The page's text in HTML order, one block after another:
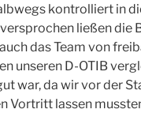
kontrolliert in
ließen die
das Team von
unseren D-OTIB
war, da wir vor der
Vortritt lassen